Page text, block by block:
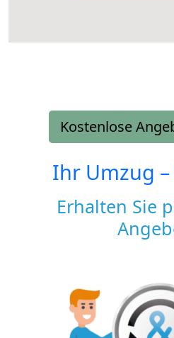
Kostenlose
Ihr Umzug –
Erhalten Sie